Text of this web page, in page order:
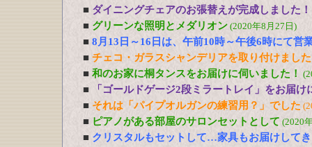
■ ダイニングチェアのお張替えが完成しました！
■ グリーンな照明とメダリオン (2020年8月27日)
■ 8月13日～16日は、午前10時～午後6時にて営
■ チェコ・ガラスシャンデリアを取り付けまし
■ 和のお家に桐タンスをお届けに伺いました！
■
「ゴールドゲージ2段ミラートレイ」をお届
■ それは「パイプオルガンの練習用？」でした
■ ピアノがある部屋のサロンセットとして (2020
■ クリスタルもセットして…家具もお届けして